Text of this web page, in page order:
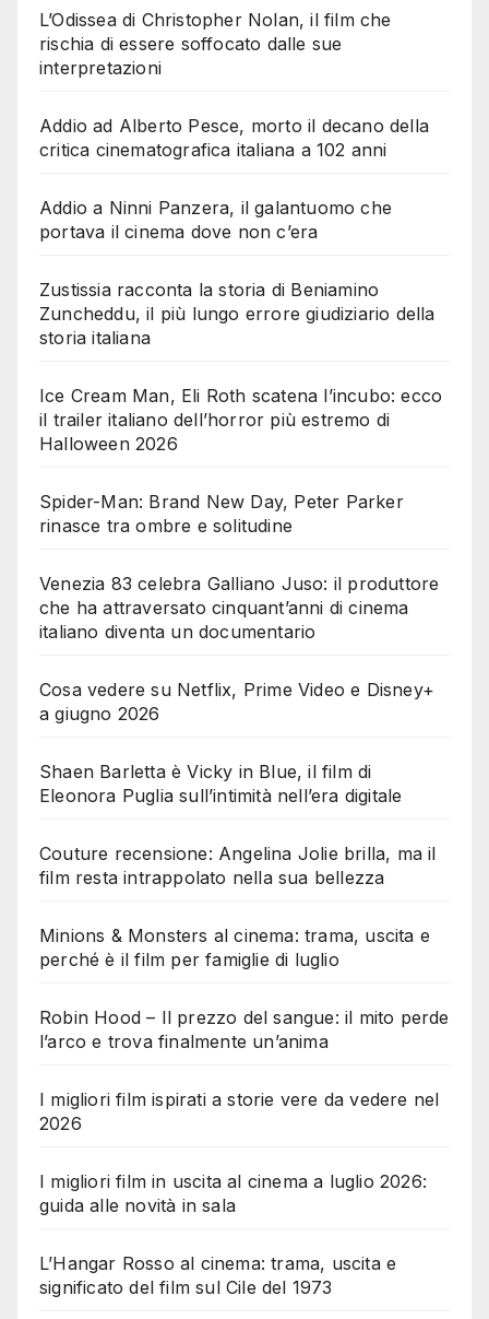
L’Odissea di Christopher Nolan, il film che
rischia di essere soffocato dalle sue
interpretazioni
Addio ad Alberto Pesce, morto il decano della
critica cinematografica italiana a 102 anni
Addio a Ninni Panzera, il galantuomo che
portava il cinema dove non c’era
Zustissia racconta la storia di Beniamino
Zuncheddu, il più lungo errore giudiziario della
storia italiana
Ice Cream Man, Eli Roth scatena l’incubo: ecco
il trailer italiano dell’horror più estremo di
Halloween 2026
Spider-Man: Brand New Day, Peter Parker
rinasce tra ombre e solitudine
Venezia 83 celebra Galliano Juso: il produttore
che ha attraversato cinquant’anni di cinema
italiano diventa un documentario
Cosa vedere su Netflix, Prime Video e Disney+
a giugno 2026
Shaen Barletta è Vicky in Blue, il film di
Eleonora Puglia sull’intimità nell’era digitale
Couture recensione: Angelina Jolie brilla, ma il
film resta intrappolato nella sua bellezza
Minions & Monsters al cinema: trama, uscita e
perché è il film per famiglie di luglio
Robin Hood – Il prezzo del sangue: il mito perde
l’arco e trova finalmente un’anima
I migliori film ispirati a storie vere da vedere nel
2026
I migliori film in uscita al cinema a luglio 2026:
guida alle novità in sala
L’Hangar Rosso al cinema: trama, uscita e
significato del film sul Cile del 1973